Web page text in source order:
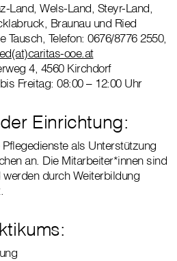
Land, Wels-Land, Steyr-Land,
Braunau und Ried
Tausch, Telefon: 0676/8776 2550,
ooe.at
4, 4560 Kirchdorf
Freitag: 08:00 – 12:00 Uhr
Einrichtung:
als Unterstützung
an. Die Mitarbeiter*innen sind
durch Weiterbildung